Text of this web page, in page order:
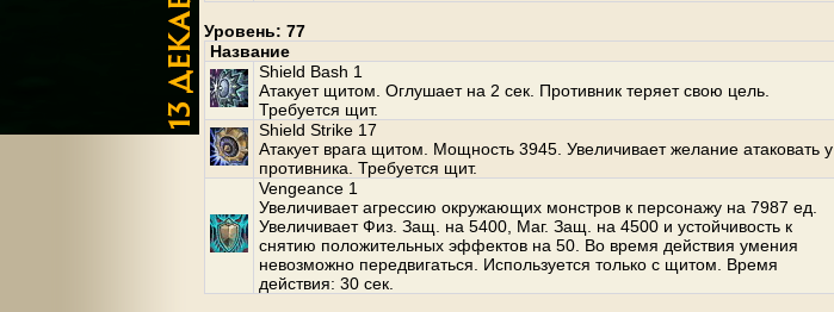
Уровень: 77
Название
Shield Bash 1
Атакует щитом. Оглушает на 2 сек. Противник теряет свою цель.
Требуется щит.
Shield Strike 17
Атакует врага щитом. Мощность 3945. Увеличивает желание атаковать у
противника. Требуется щит.
Vengeance 1
Увеличивает агрессию окружающих монстров к персонажу на 7987 ед.
Увеличивает Физ. Защ. на 5400, Маг. Защ. на 4500 и устойчивость к
снятию положительных эффектов на 50. Во время действия умения
невозможно передвигаться. Используется только с щитом. Время
действия: 30 сек.